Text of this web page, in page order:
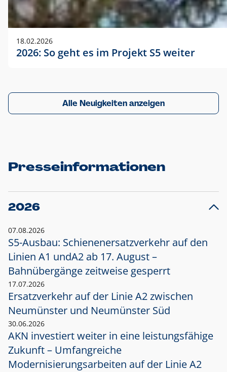
18.02.2026
2026: So geht es im Projekt S5 weiter
Alle Neuigkeiten anzeigen
Presseinformationen
2026
07.08.2026
S5-Ausbau: Schienenersatzverkehr auf den
Linien A1 undA2 ab 17. August –
Bahnübergänge zeitweise gesperrt
17.07.2026
Ersatzverkehr auf der Linie A2 zwischen
Neumünster und Neumünster Süd
30.06.2026
AKN investiert weiter in eine leistungsfähige
Zukunft – Umfangreiche
Modernisierungsarbeiten auf der Linie A2